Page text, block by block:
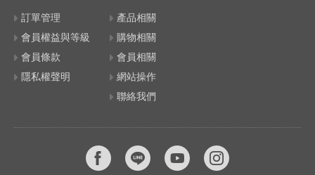
訂單管理
會員權益與等級
會員條款
隱私權聲明
產品相關
購物相關
會員相關
網站操作
聯絡我們